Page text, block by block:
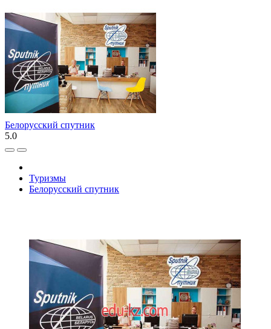
Белорусский спутник
5.0
Туризмы
Белорусский спутник